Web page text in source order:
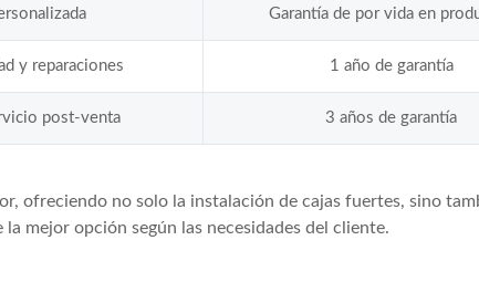
Garantía de por vida en
y reparaciones 1 año de garantía
post-venta 3 años de garantía
ofreciendo no solo la instalación de cajas fuertes, sino
mejor opción según las necesidades del cliente.